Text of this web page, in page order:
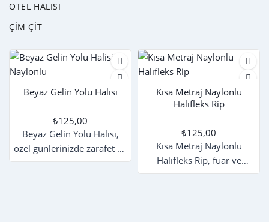
OTEL HALISI
ÇIM ÇIT
Beyaz Gelin Yolu Halısı
₺125,00
Beyaz Gelin Yolu Halısı,
özel günlerinizde zarafet ve
şıklığı ön plana çıkaran özel
Kısa Metraj Naylonlu
Halıfleks Rip
₺125,00
Kısa Metraj Naylonlu
Halıfleks Rip, fuar ve
organizasyonlar için